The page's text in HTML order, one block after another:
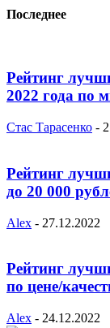
Последнее
Рейтинг
2022 года по
Стас Тарасенко -
Рейтинг
до 20 000
Alex - 27.12.2022
Рейтинг
по цене/
Alex - 24.12.2022